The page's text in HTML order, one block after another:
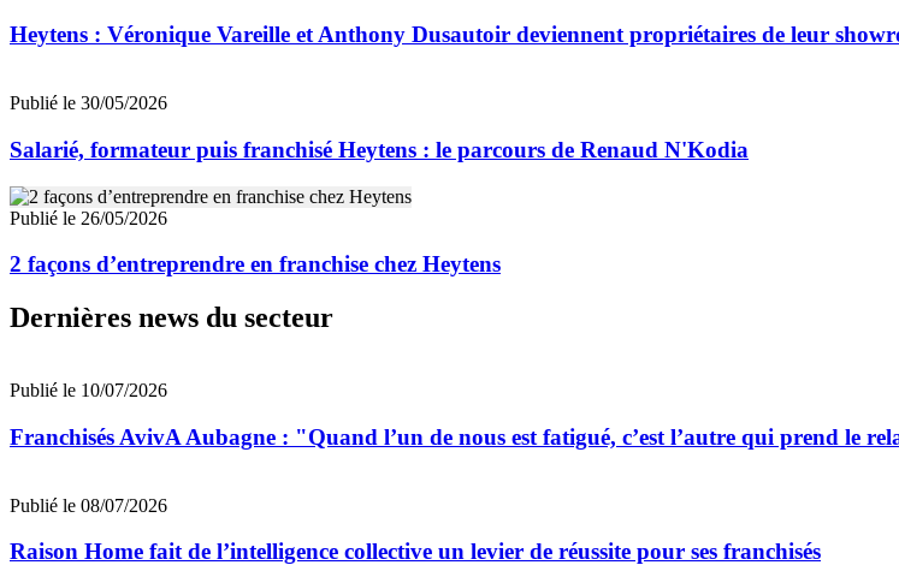
Heytens : Véronique Vareille et Anthony Dusautoir deviennent propriétaires de leur
Publié le 30/05/2026
Salarié, formateur puis franchisé Heytens : le parcours de Renaud N'Kodia
Publié le 26/05/2026
2 façons d’entreprendre en franchise chez Heytens
Dernières news du secteur
Publié le 10/07/2026
Franchisés AvivA Aubagne : "Quand l’un de nous est fatigué, c’est l’autre qui prend le
Publié le 08/07/2026
Raison Home fait de l’intelligence collective un levier de réussite pour ses franchisés